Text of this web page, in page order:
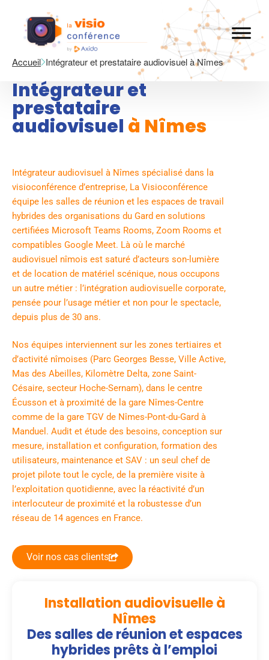
Accueil Intégrateur et prestataire audiovisuel à Nîmes
Intégrateur et
prestataire
audiovisuel à Nîmes
Intégrateur audiovisuel à Nîmes spécialisé dans la
visioconférence d’entreprise, La Visioconférence
équipe les salles de réunion et les espaces de travail
hybrides des organisations du Gard en solutions
certifiées Microsoft Teams Rooms, Zoom Rooms et
compatibles Google Meet. Là où le marché
audiovisuel nîmois est saturé d’acteurs son-lumière
et de location de matériel scénique, nous occupons
un autre métier : l’intégration audiovisuelle corporate,
pensée pour l’usage métier et non pour le spectacle,
depuis plus de 30 ans.
Nos équipes interviennent sur les zones tertiaires et
d’activité nîmoises (Parc Georges Besse, Ville Active,
Mas des Abeilles, Kilomètre Delta, zone Saint-
Césaire, secteur Hoche-Sernam), dans le centre
Écusson et à proximité de la gare Nîmes-Centre
comme de la gare TGV de Nîmes-Pont-du-Gard à
Manduel. Audit et étude des besoins, conception sur
mesure, installation et configuration, formation des
utilisateurs, maintenance et SAV : un seul chef de
projet pilote tout le cycle, de la première visite à
l’exploitation quotidienne, avec la réactivité d’un
interlocuteur de proximité et la robustesse d’un
réseau de 14 agences en France.
Voir nos cas clients
Installation audiovisuelle à
Nîmes
Des salles de réunion et espaces
hybrides prêts à l’emploi